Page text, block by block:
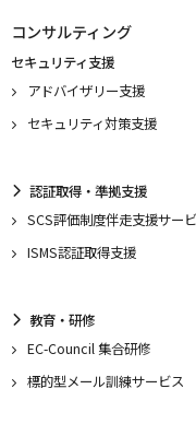
コンサルティング
セキュリティ支援
アドバイザリー支援
セキュリティ対策支援
認証取得・準拠支援
SCS評価制度伴走支援サー
ISMS認証取得支援
教育・研修
EC-Council 集合研修
標的型メール訓練サービス